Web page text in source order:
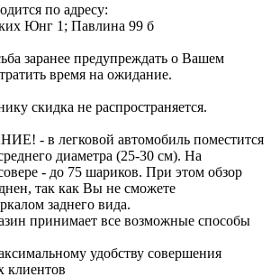
по адресу:
Юнг 1; Павлина 99 б
заранее предупреждать о Вашем
время на ожидание.
скидка не распространяется.
- в легковой автомобиль поместится
диаметра (25-30 см). На
- до 75 шариков. При этом обзор
так как Вы не сможете
заднего вида.
принимает все возможные способы
удобству совершения
клиентов